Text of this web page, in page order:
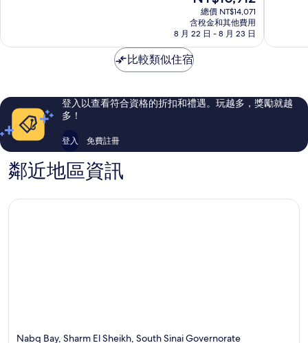
歲
人
入
納
了，
論
在
價
格
為
NT$10,912
總價 NT$14,071
含稅金和其他費用
8 月 22 日 - 8 月 23 日
格
了，
論
比較類似住宿
登入以查看符合資格的折扣和禮遇。玩越多，獎勵就越
多！
登入 免費註冊
鄰近地區資訊
Nabq Bay, Sharm El Sheikh, South Sinai Governorate